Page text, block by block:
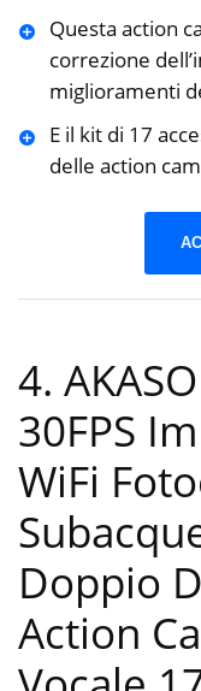
Questa action
correzione
miglioramenti
E il kit di 17
delle action
4.
30FPS
WiFi
Doppio
Action